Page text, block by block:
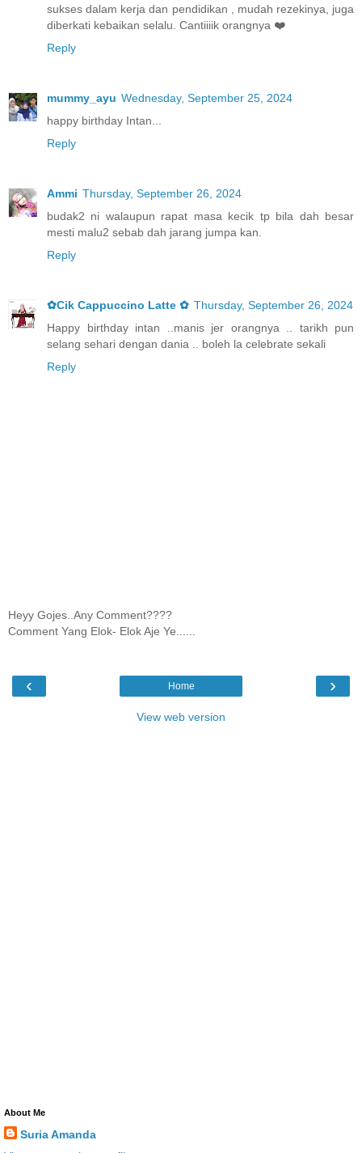
sukses dalam kerja dan pendidikan , mudah rezekinya, juga
diberkati kebaikan selalu. Cantiiiik orangnya ❤️
Reply
mummy_ayu Wednesday, September 25, 2024
happy birthday Intan...
Reply
Ammi Thursday, September 26, 2024
budak2 ni walaupun rapat masa kecik tp bila dah besar
mesti malu2 sebab dah jarang jumpa kan.
Reply
✿Cik Cappuccino Latte ✿ Thursday, September 26, 2024
Happy birthday intan ..manis jer orangnya .. tarikh pun
selang sehari dengan dania .. boleh la celebrate sekali
Reply
Heyy Gojes..Any Comment????
Comment Yang Elok- Elok Aje Ye......
‹ ›
Home
View web version
About Me
Suria Amanda